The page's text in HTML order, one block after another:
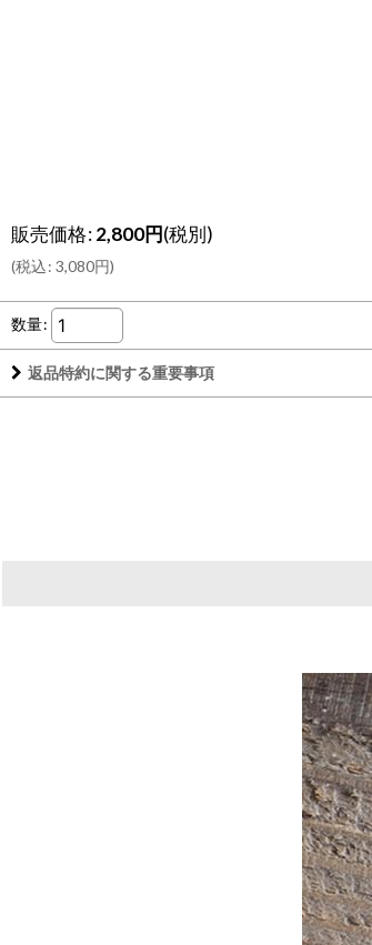
販売価格:2,800円(税別)
(税込: 3,080円)
数量:
返品特約に関する重要事項